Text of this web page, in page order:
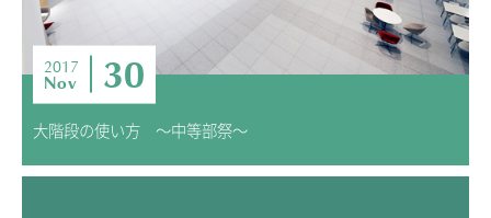
2017
Nov 30
大階段の使い方 ～中等部祭～